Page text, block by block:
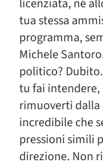
licenziata, né
tua stessa
programma,
Michele
politico?
tu fai
rimuoverti dalla
incredibile che
pressioni simili
direzione. Non